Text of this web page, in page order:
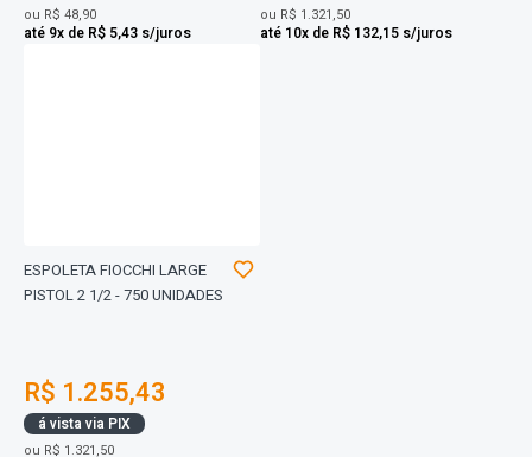
ou R$ 48,90
até 9x de R$ 5,43 s/juros
ou R$ 1.321,50
até 10x de R$ 132,15 s/juros
ESPOLETA FIOCCHI LARGE
PISTOL 2 1/2 - 750 UNIDADES
R$ 1.255,43
á vista via PIX
ou R$ 1.321,50